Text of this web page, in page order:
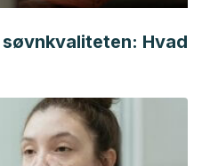
Hvad